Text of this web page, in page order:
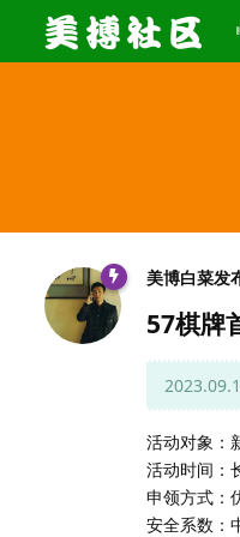
美博白菜发
57棋牌
活动对象：
活动时间：
申领方式：
安全系数：